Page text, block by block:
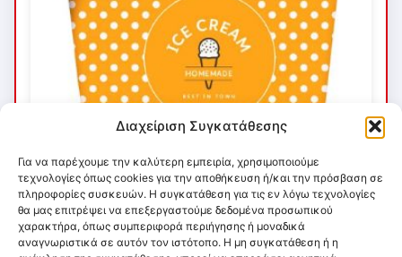
Διαχείριση Συγκατάθεσης
Για να παρέχουμε την καλύτερη εμπειρία, χρησιμοποιούμε
τεχνολογίες όπως cookies για την αποθήκευση ή/και την πρόσβαση σε
πληροφορίες συσκευών. Η συγκατάθεση για τις εν λόγω τεχνολογίες
θα μας επιτρέψει να επεξεργαστούμε δεδομένα προσωπικού
χαρακτήρα, όπως συμπεριφορά περιήγησης ή μοναδικά
αναγνωριστικά σε αυτόν τον ιστότοπο. Η μη συγκατάθεση ή η